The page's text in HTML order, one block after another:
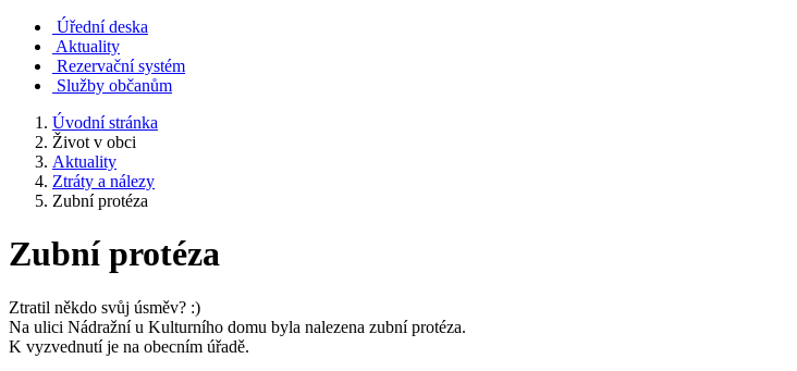
Úřední deska
Aktuality
Rezervační systém
Služby občanům
Úvodní stránka
Život v obci
Aktuality
Ztráty a nálezy
Zubní protéza
Zubní protéza
Ztratil někdo svůj úsměv? :)
Na ulici Nádražní u Kulturního domu byla nalezena zubní protéza.
K vyzvednutí je na obecním úřadě.